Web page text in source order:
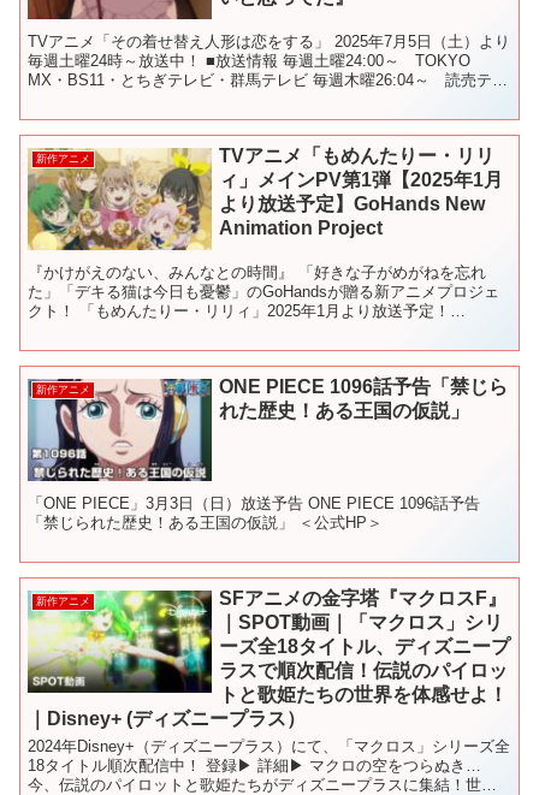
TVアニメ「その着せ替え人形は恋をする」 2025年7月5日（土）より
毎週土曜24時～放送中！ ■放送情報 毎週土曜24:00～ TOKYO
MX・BS11・とちぎテレビ・群馬テレビ 毎週木曜26:04～ 読売テレ
新作アニメ
TVアニメ「もめんたりー・リリ
ィ」メインPV第1弾【2025年1月
より放送予定】GoHands New
Animation Project
『かけがえのない、みんなとの時間』 「好きな子がめがねを忘れ
た」「デキる猫は今日も憂鬱」のGoHandsが贈る新アニメプロジェ
クト！ 「もめんたりー・リリィ」2025年1月より放送予定！
新作アニメ
ONE PIECE 1096話予告「禁じら
れた歴史！ある王国の仮説」
「ONE PIECE」3月3日（日）放送予告 ONE PIECE 1096話予告
「禁じられた歴史！ある王国の仮説」 ＜公式HP＞
新作アニメ
SFアニメの金字塔『マクロスF』
｜SPOT動画｜「マクロス」シリ
ーズ全18タイトル、ディズニープ
ラスで順次配信！伝説のパイロッ
トと歌姫たちの世界を体感せよ！
｜Disney+ (ディズニープラス）
2024年Disney+（ディズニープラス）にて、「マクロス」シリーズ全
18タイトル順次配信中！ 登録▶︎ 詳細▶︎ マクロの空をつらぬき…
今、伝説のパイロットと歌姫たちがディズニープラスに集結！世界